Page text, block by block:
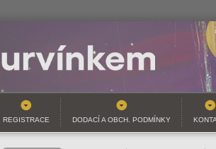
REGISTRACE DODACÍ A OBCH. PODMÍNKY